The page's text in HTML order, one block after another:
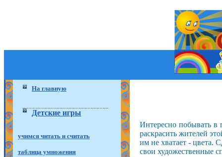
На главную
Детские игры
учимся читать и считать
таблица умножения
Интересно побывать в
раскрасить жителей
им не хватает - цвета.
свои художественные